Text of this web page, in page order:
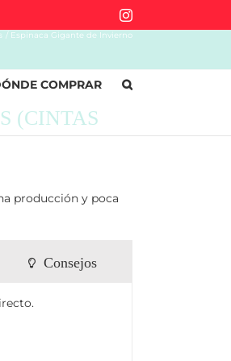
Instagram
COMPRAR
Espinaca Gigante de Invierno
(CINTAS
producción y poca
Consejos